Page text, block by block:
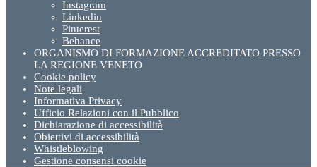
Instagram
Linkedin
Pinterest
Behance
ORGANISMO DI FORMAZIONE ACCREDITATO PRESSO
LA REGIONE VENETO
Cookie policy
Note legali
Informativa Privacy
Ufficio Relazioni con il Pubblico
Dichiarazione di accessibilità
Obiettivi di accessibilità
Whistleblowing
Gestione consensi cookie